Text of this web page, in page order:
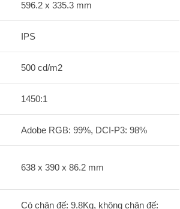
596.2 x 335.3 mm
IPS
500 cd/m2
1450:1
Adobe RGB: 99%, DCI-P3: 98%
638 x 390 x 86.2 mm
Có chân đế: 9.8Kg, không chân đế: